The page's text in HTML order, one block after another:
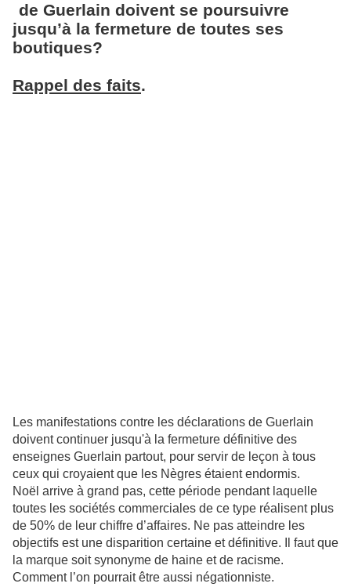
de Guerlain doivent se poursuivre
jusqu’à la fermeture de toutes ses
boutiques?
Rappel des faits.
Les manifestations contre les déclarations de Guerlain
doivent continuer jusqu'à la fermeture définitive des
enseignes Guerlain partout, pour servir de leçon à tous
ceux qui croyaient que les Nègres étaient endormis.
Noël arrive à grand pas, cette période pendant laquelle
toutes les sociétés commerciales de ce type réalisent plus
de 50% de leur chiffre d’affaires. Ne pas atteindre les
objectifs est une disparition certaine et définitive. Il faut que
la marque soit synonyme de haine et de racisme.
Comment l’on pourrait être aussi négationniste.